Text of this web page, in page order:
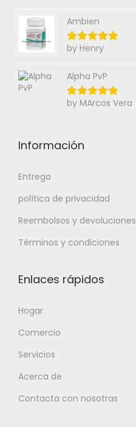
Ambien
by Henry
Alpha PvP
by MArcos Vera
Información
Entrega
política de privacidad
Reembolsos y devoluciones
Términos y condiciones
Enlaces rápidos
Hogar
Comercio
Servicios
Acerca de
Contacta con nosotras